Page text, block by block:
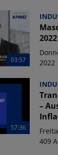
03:57
2022
57:36
–
409